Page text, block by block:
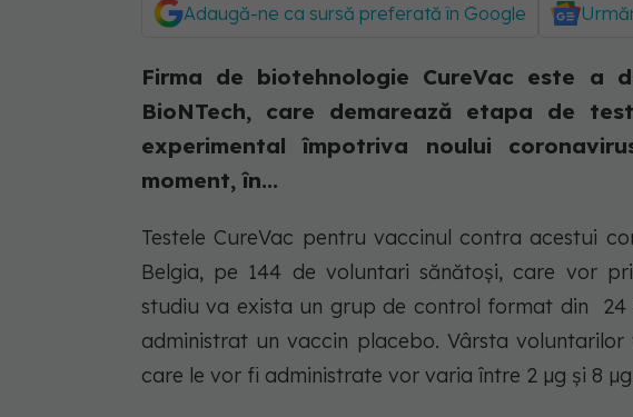
Adaugă-ne ca sursă preferată în Google
Firma de biotehnologie CureVac este a
BioNTech, care demarează etapa de
experimental împotriva noului
moment, în...
Testele CureVac pentru vaccinul contra acestui
Belgia, pe 144 de voluntari sănătoși, care vor
studiu va exista un grup de control format din
administrat un vaccin placebo. Vârsta
care le vor fi administrate vor varia între 2 µg și 8